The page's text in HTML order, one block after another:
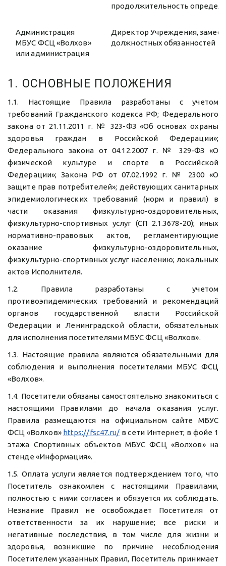
продолжительность
Администрация
МБУС ФСЦ «Волхов»
или администрация
Директор Учреждения,
должностных обязанностей
1. ОСНОВНЫЕ ПОЛОЖЕНИЯ
1.1. Настоящие Правила разработаны с учетом
требований Гражданского кодекса РФ; Федерального
закона от 21.11.2011 г. № 323-ФЗ «Об основах охраны
здоровья граждан в Российской Федерации»;
Федерального закона от 04.12.2007 г. № 329-ФЗ «О
физической культуре и спорте в Российской
Федерации»; Закона РФ от 07.02.1992 г. № 2300 «О
защите прав потребителей»; действующих санитарных
эпидемиологических требований (норм и правил) в
части оказания физкультурно-оздоровительных,
физкультурно-спортивных услуг (СП 2.1.3678-20); иных
нормативно-правовых актов, регламентирующие
оказание физкультурно-оздоровительных,
физкультурно-спортивных услуг населению; локальных
актов Исполнителя.
1.2. Правила разработаны с учетом
противоэпидемических требований и рекомендаций
органов государственной власти Российской
Федерации и Ленинградской области, обязательных
для исполнения посетителями МБУС ФСЦ «Волхов».
1.3. Настоящие правила являются обязательными для
соблюдения и выполнения посетителями МБУС ФСЦ
«Волхов».
1.4. Посетители обязаны самостоятельно знакомиться с
настоящими Правилами до начала оказания услуг.
Правила размещаются на официальном сайте МБУС
ФСЦ «Волхов» https://fsc47.ru/ в сети Интернет; в фойе 1
этажа Спортивных объектов МБУС ФСЦ «Волхов» на
стенде «Информация».
1.5. Оплата услуги является подтверждением того, что
Посетитель ознакомлен с настоящими Правилами,
полностью с ними согласен и обязуется их соблюдать.
Незнание Правил не освобождает Посетителя от
ответственности за их нарушение; все риски и
негативные последствия, в том числе для жизни и
здоровья, возникшие по причине несоблюдения
Посетителем указанных Правил, Посетитель принимает